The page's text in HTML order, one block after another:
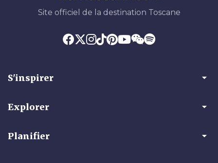
Site officiel de la destination Toscane
S'inspirer arrow_drop_down
Explorer arrow_drop_down
Planifier arrow_drop_down